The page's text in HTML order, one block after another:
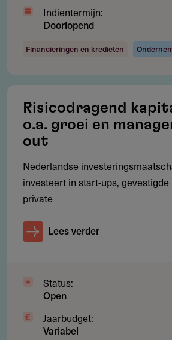
MKB Fonds
Amsteldijk Noord 55
Postbus 2127
Nederland
info@mkb-fonds.nl
https://mkb-fonds.nl
Indientermijn:
Doorlopend
Financieringen en kredieten
Risicodragend
o.a. groei en
out
Nederlandse
investeert in start-ups, gevestigde
private
Lees verder
Status:
Open
Jaarbudget:
Variabel